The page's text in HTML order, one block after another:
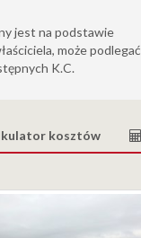
jest na podstawie
może podlegać
K.C.
kosztów